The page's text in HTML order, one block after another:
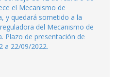
el Mecanismo de
y quedará sometido a la
del Mecanismo de
Plazo de presentación de
a 22/09/2022.